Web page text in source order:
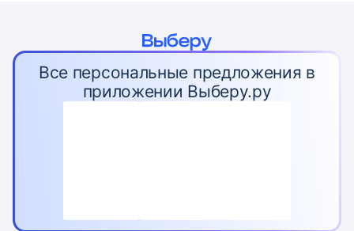
Все персональные предложения в
приложении Выберу.ру